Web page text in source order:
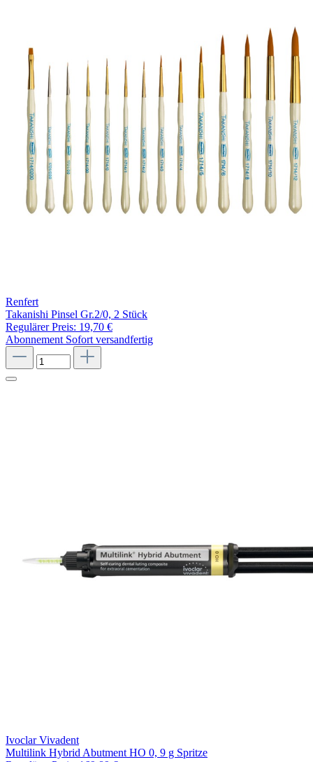
Renfert
Takanishi Pinsel Gr.2/0, 2 Stück
Regulärer Preis: 19,70 €
Abonnement Sofort versandfertig
Ivoclar Vivadent
Multilink Hybrid Abutment HO 0, 9 g Spritze